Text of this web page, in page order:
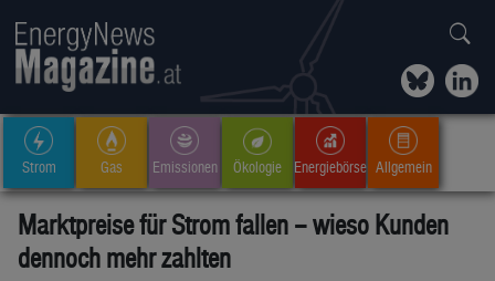
Strom Gas Emissionen Ökologie Energiebörse Allgemein
Marktpreise für Strom fallen – wieso Kunden
dennoch mehr zahlten